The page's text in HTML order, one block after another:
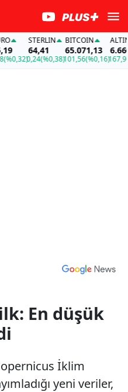
STERLIN
64,41
0,24(%0,38)
BITCOIN
65.071,13
101,56(%0,16)
ALTIN
167,96
En düşük
İklim
yeni veriler,